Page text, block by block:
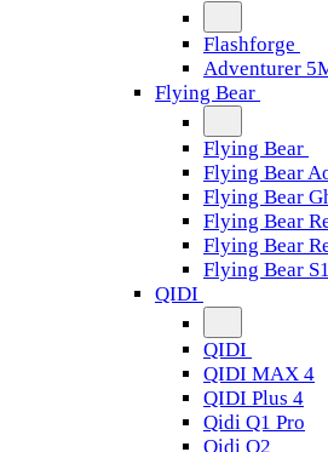
Flashforge
Adventurer
Flying Bear
Flying Bear
Flying Bear
Flying Bear
Flying Bear
Flying Bear
Flying Bear S1
QIDI
QIDI
QIDI MAX 4
QIDI Plus 4
Qidi Q1 Pro
Qidi Q2